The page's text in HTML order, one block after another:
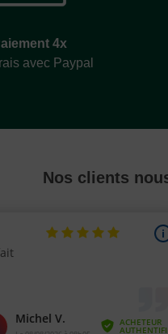
4x
avec Paypal
Nos clients